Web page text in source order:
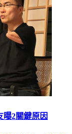
2關鍵原因